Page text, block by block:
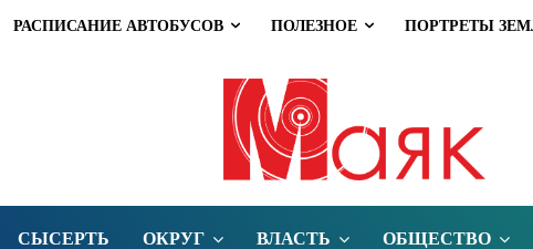
РАСПИСАНИЕ АВТОБУСОВ ПОЛЕЗНОЕ ПОРТРЕТЫ
СЫСЕРТЬ ОКРУГ ВЛАСТЬ ОБЩЕСТВО